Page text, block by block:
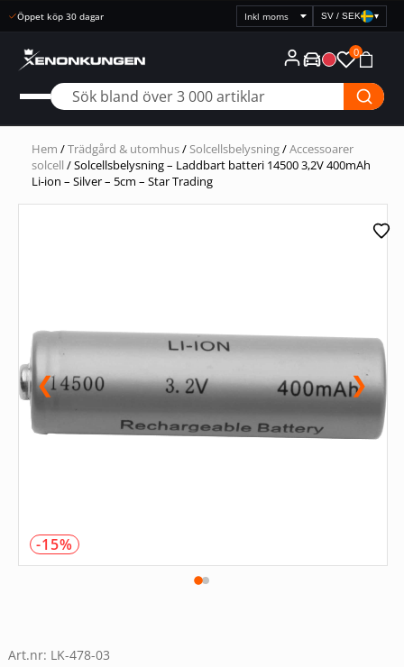
Snabb leverans
Välj
prisvisning
SV / SEK ▾
0
Hem /Trädgård & utomhus/Solcellsbelysning/Accessoarer
solcell / Solcellsbelysning – Laddbart batteri 14500 3,2V 400mAh
Li-ion – Silver – 5cm – Star Trading
❮
-15%
❯
Art.nr: LK-478-03